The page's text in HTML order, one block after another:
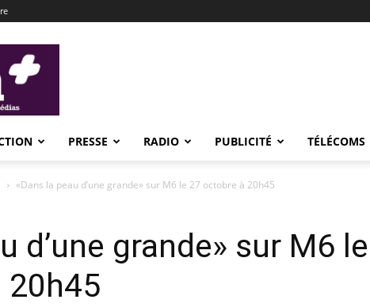
PRESSE RADIO PUBLICITÉ TÉLÉCOMS
«Dans la peau d’une grande» sur M6 le 27 octobre à 20h45
d’une grande» sur M6 le
20h45